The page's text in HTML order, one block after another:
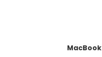
MacBook